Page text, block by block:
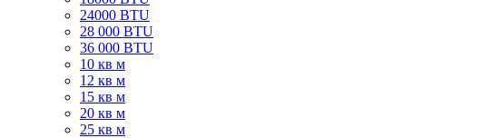
24000 BTU
28 000 BTU
36 000 BTU
10 кв м
12 кв м
15 кв м
20 кв м
25 кв м